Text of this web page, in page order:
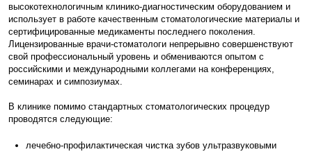
высокотехнологичным клинико-диагностическим оборудованием и
использует в работе качественным стоматологические материалы и
сертифицированные медикаменты последнего поколения.
Лицензированные врачи-стоматологи непрерывно совершенствуют
свой профессиональный уровень и обмениваются опытом с
российскими и международными коллегами на конференциях,
семинарах и симпозиумах.
В клинике помимо стандартных стоматологических процедур
проводятся следующие:
лечебно-профилактическая чистка зубов ультразвуковыми